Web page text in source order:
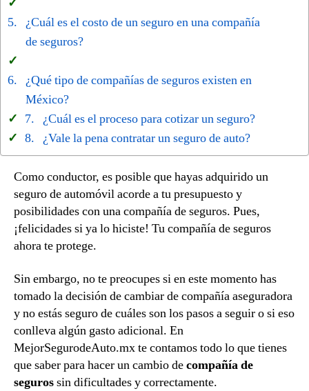
¿Cuál es el costo de un seguro en una compañía
de seguros?
¿Qué tipo de compañías de seguros existen en
México?
¿Cuál es el proceso para cotizar un seguro?
¿Vale la pena contratar un seguro de auto?
Como conductor, es posible que hayas adquirido un
seguro de automóvil acorde a tu presupuesto y
posibilidades con una compañía de seguros. Pues,
¡felicidades si ya lo hiciste! Tu compañía de seguros
ahora te protege.
Sin embargo, no te preocupes si en este momento has
tomado la decisión de cambiar de compañía aseguradora
y no estás seguro de cuáles son los pasos a seguir o si eso
conlleva algún gasto adicional. En
MejorSegurodeAuto.mx te contamos todo lo que tienes
que saber para hacer un cambio decompañía de
segurossin dificultades y correctamente.